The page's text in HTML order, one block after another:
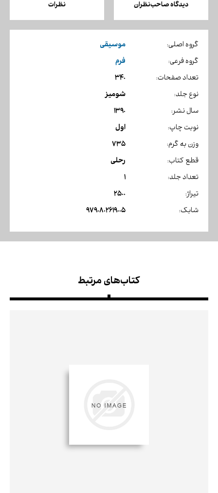
دیدگاه صاحب‌نظران نظرات
گروه اصلی: موسیقی
گروه فرعی: فرم
تعداد صفحات: 340
نوع جلد: شومیز
سال نشر: 1390
نوبت چاپ: اول
وزن به گرم: 735
قطع کتاب: رحلی
تعداد جلد: 1
تیراژ: 2500
شابک: 9790802619005
کتاب‌های مرتبط